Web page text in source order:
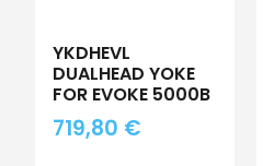
YKDHEVL
DUALHEAD YOKE
FOR EVOKE 5000B
719,80 €